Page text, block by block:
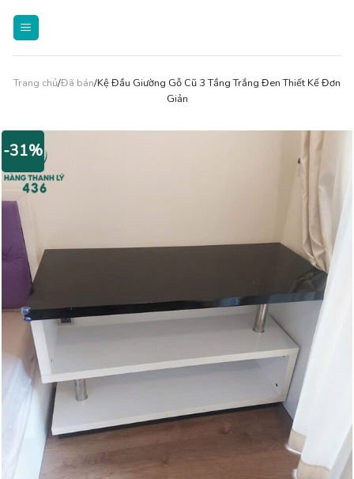
Trang chủ/Đã bán/Kệ Đầu Giường Gỗ Cũ 3 Tầng Trắng Đen Thiết Kế Đơn
Giản
-31%